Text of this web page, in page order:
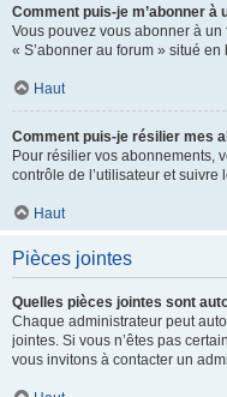
Comment puis-je m’abonner à
Vous pouvez vous abonner à
« S’abonner au forum » situé
Haut
Comment puis-je résilier mes
Pour résilier vos abonnements,
contrôle de l’utilisateur et
Haut
Pièces jointes
Quelles pièces jointes sont
Chaque administrateur peut
jointes. Si vous n’êtes pas
vous invitons à contacter un